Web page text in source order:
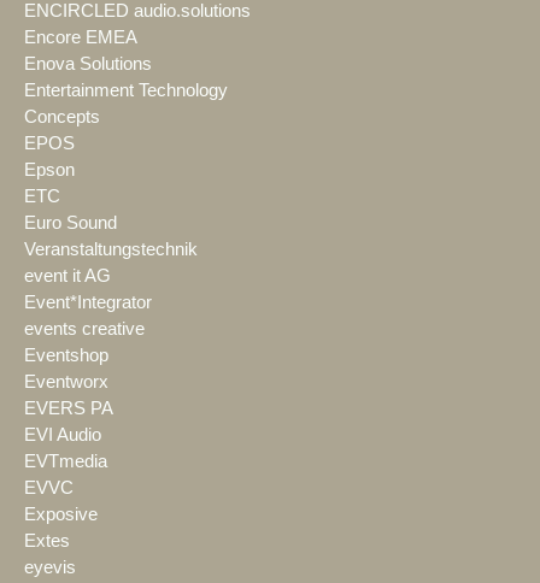
ENCIRCLED audio.solutions
Encore EMEA
Enova Solutions
Entertainment Technology
Concepts
EPOS
Epson
ETC
Euro Sound
Veranstaltungstechnik
event it AG
Event*Integrator
events creative
Eventshop
Eventworx
EVERS PA
EVI Audio
EVTmedia
EVVC
Exposive
Extes
eyevis